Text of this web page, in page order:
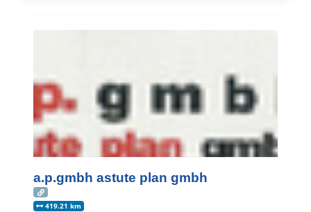
a.p.gmbh astute plan gmbh
419.21 km